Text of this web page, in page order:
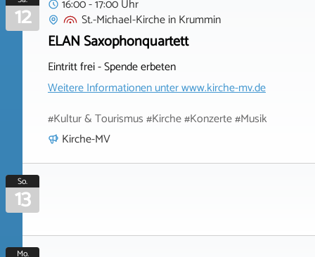
12
16:00 - 17:00 Uhr
St.-Michael-KircheinKrummin
ELAN Saxophonquartett
Eintritt frei - Spende erbeten
Weitere Informationen unterwww.kirche-mv.de
#Kultur & Tourismus #Kirche #Konzerte #Musik
Kirche-MV
So.
13
Mo.